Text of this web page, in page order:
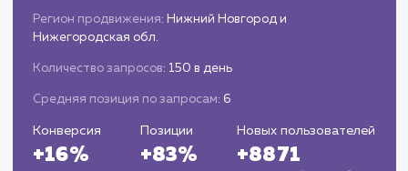
показателем успешности проекта. В целом, этот
опыт стал для нас ценным уроком и
значительных финансовых затрат.